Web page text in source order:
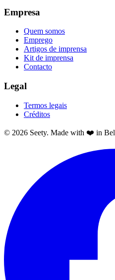
Empresa
Quem somos
Emprego
Artigos de imprensa
Kit de imprensa
Contacto
Legal
Termos legais
Créditos
© 2026 Seety. Made with ❤️ in